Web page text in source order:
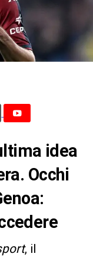
idea
Occhi
, il